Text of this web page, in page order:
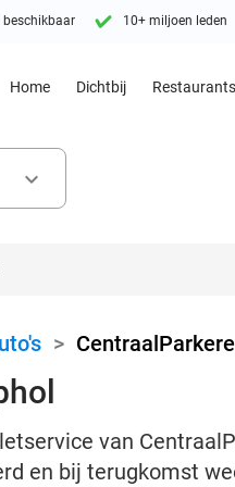
beschikbaar 10+ miljoen leden
Home Dichtbij Restaurants
keyboard_arrow_down
>
van
en bij terugkomst